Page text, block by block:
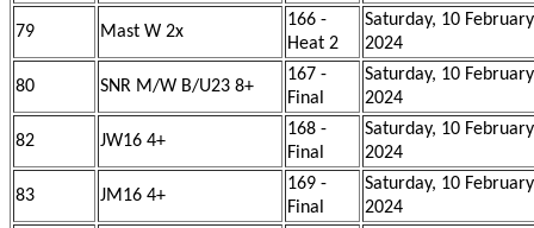
79 Mast W 2x
166 -
Heat 2
Saturday, 10 February
2024
80 SNR M/W B/U23 8+
167 -
Final
Saturday, 10 February
2024
82 JW16 4+
168 -
Final
Saturday, 10 February
2024
83 JM16 4+
169 -
Final
Saturday, 10 February
2024